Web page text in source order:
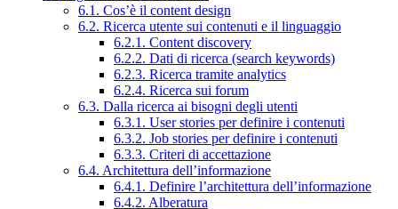
6.1. Cos’è il content design
6.2. Ricerca utente sui contenuti e il linguaggio
6.2.1. Content discovery
6.2.2. Dati di ricerca (search keywords)
6.2.3. Ricerca tramite analytics
6.2.4. Ricerca sui forum
6.3. Dalla ricerca ai bisogni degli utenti
6.3.1. User stories per definire i contenuti
6.3.2. Job stories per definire i contenuti
6.3.3. Criteri di accettazione
6.4. Architettura dell’informazione
6.4.1. Definire l’architettura dell’informazione
6.4.2. Alberatura